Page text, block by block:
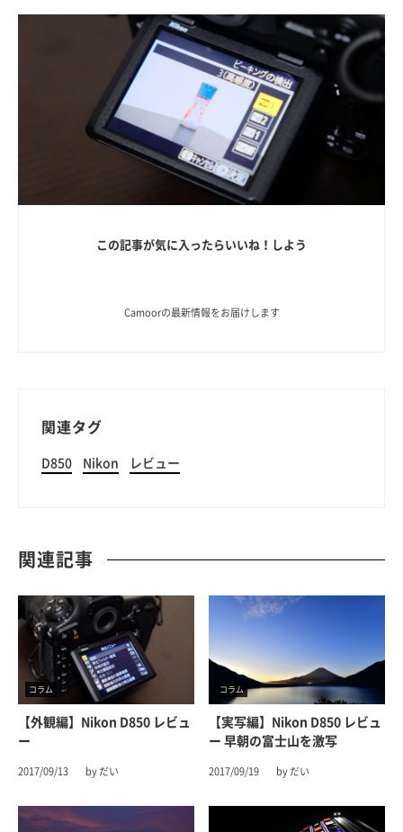
この記事が気に入ったらいいね！しよう
Camoorの最新情報をお届けします
関連タグ
D850 Nikon レビュー
関連記事
コラム
【外観編】Nikon D850 レビュ
ー
2017/09/13 by だい
コラム
【実写編】Nikon D850 レビュ
ー 早朝の富士山を激写
2017/09/19 by だい